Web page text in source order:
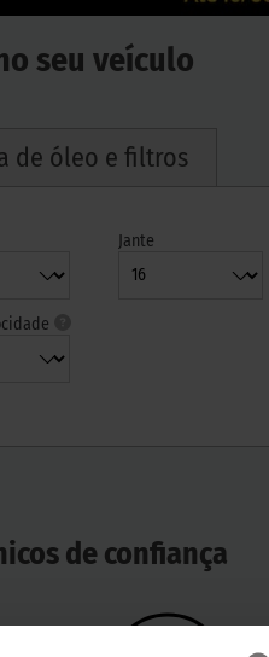
seu veículo
de óleo e filtros
Jante
de confiança